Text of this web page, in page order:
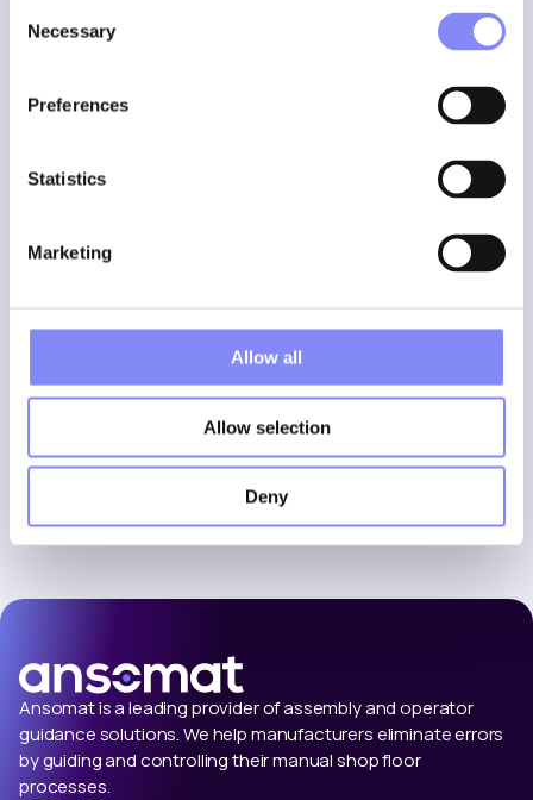
Selection
Necessary
Preferences
Statistics
Marketing
Allow all
Allow selection
Deny
General 24 november 2025
5 megatrends ondersteund door digitale
Ansomat is a leading provider of assembly and operator
guidance solutions. We help manufacturers eliminate errors
by guiding and controlling their manual shop floor
processes.